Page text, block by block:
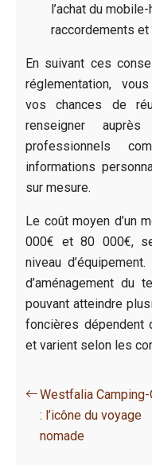
l’achat du
raccordements
En suivant ces
réglementation,
vos chances de
renseigner
professionnels
informations
sur mesure.
Le coût moyen d’un
000€ et 80 000€,
niveau
d’aménagement du
pouvant atteindre
foncières dépendent
et varient selon les
Westfalia Camping-
: l’icône du voyage
nomade